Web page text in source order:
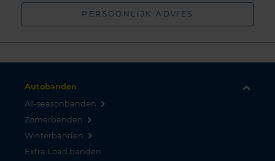
PERSOONLIJK ADVIES
Autobanden
All-seasonbanden
Zomerbanden
Winterbanden
Extra Load banden